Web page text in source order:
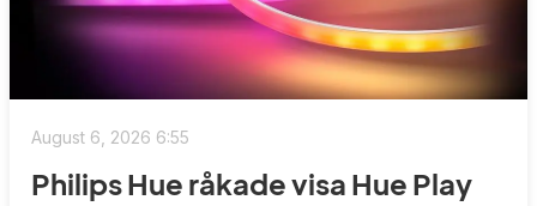
August 6, 2026 6:55
Philips Hue råkade visa Hue Play